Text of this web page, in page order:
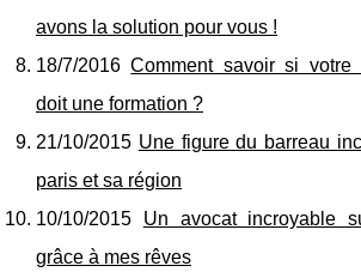
avons la solution pour vous !
18/7/2016Comment savoir si votre
doit une formation ?
21/10/2015 Une figure du barreau
paris et sa région
10/10/2015 Un avocat incroyable
grâce à mes rêves